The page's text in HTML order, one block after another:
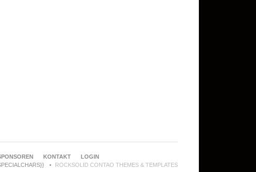
KONTAKT
LOGIN
ROCKSOLID CONTAO THEMES & TEMPLATES